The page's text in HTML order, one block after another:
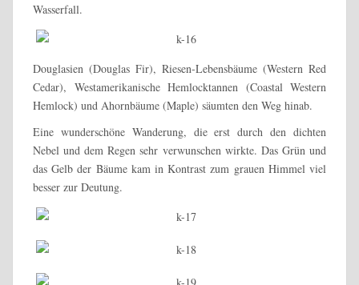
Wasserfall.
Douglasien (Douglas Fir), Riesen-Lebensbäume (Western Red
Cedar), Westamerikanische Hemlocktannen (Coastal Western
Hemlock) und Ahornbäume (Maple) säumten den Weg hinab.
Eine wunderschöne Wanderung, die erst durch den dichten
Nebel und dem Regen sehr verwunschen wirkte. Das Grün und
das Gelb der Bäume kam in Kontrast zum grauen Himmel viel
besser zur Deutung.